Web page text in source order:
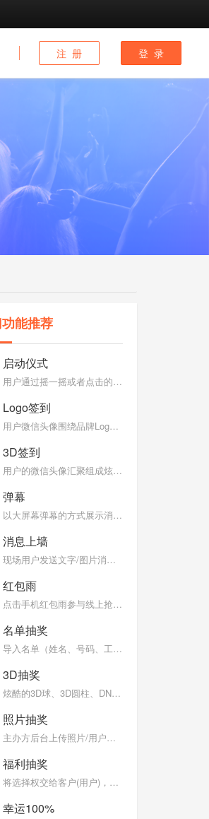
注 册 登 录
能推荐
启动仪式
用户通过摇一摇或者点击的方式参与启动仪式，启动聚能，聚能完成后弹出定制特效
Logo签到
用户微信头像围绕品牌Logo组成各式炫酷3D效果：魔方、万花筒、地球、银河，彰显品牌
3D签到
用户的微信头像汇聚组成炫酷的Logo、3D球、3D圆柱、DNA、魔方等炫酷的3D图形
弹幕
以大屏幕弹幕的方式展示消息，后台开启审核，过滤垃圾消息，弹幕互动燃爆现场
消息上墙
现场用户发送文字/图片消息到大屏幕上，大屏幕消息墙轮播上墙图文
红包雨
点击手机红包雨参与线上抢红包（礼品），热闹喜庆的界面为现场增温
名单抽奖
导入名单（姓名、号码、工号、数字）抽奖，支持名单分组和名单权重（工龄）
3D抽奖
炫酷的3D球、3D圆柱、DNA、魔方等炫酷的3D图形不停变换，随机抽取中奖用户头像
照片抽奖
主办方后台上传照片/用户现场自拍上传照片，巨幕照片墙抽奖
福利抽奖
将选择权交给客户(用户)，让客户来开启大奖
幸运100%